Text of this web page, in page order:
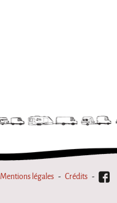
Mentions légales
Crédits